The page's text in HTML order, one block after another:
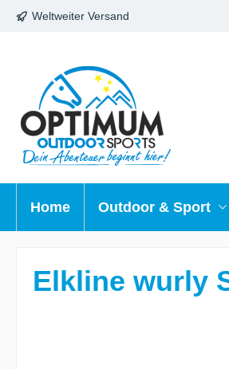
Weltweiter Versand
Home Outdoor & Sport
Elkline wurly